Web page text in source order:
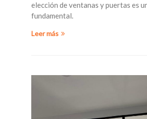
elección de ventanas y puertas es
fundamental.
Leer más